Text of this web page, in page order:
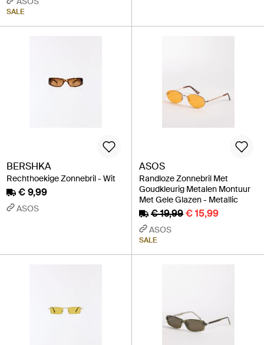
SALE
BERSHKA
Rechthoekige Zonnebril - Wit
€ 9,99
ASOS
ASOS
Randloze Zonnebril Met
Goudkleurig Metalen Montuur
Met Gele Glazen - Metallic
€ 19,99€ 15,99
ASOS
SALE